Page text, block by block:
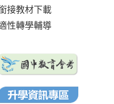
接教材下載
性轉學輔導